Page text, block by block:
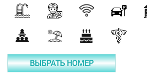
ВЫБРАТЬ НОМЕР